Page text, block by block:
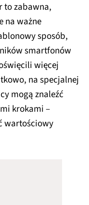
to zabawna,
na ważne
sposób,
smartfonów
więcej
na specjalnej
mogą znaleźć
krokami –
wartościowy